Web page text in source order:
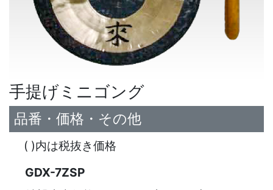
手提げミニゴング
品番・価格・その他
( )内は税抜き価格
GDX-7ZSP